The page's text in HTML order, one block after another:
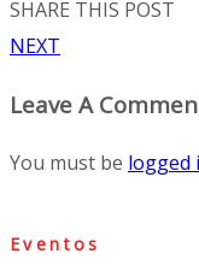
SHARE THIS POST
NEXT
Leave A
You must be logged
Eventos